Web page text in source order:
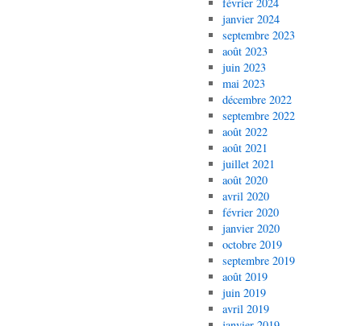
janvier 2024
septembre 2023
août 2023
juin 2023
mai 2023
décembre 2022
septembre 2022
août 2022
août 2021
juillet 2021
août 2020
avril 2020
février 2020
janvier 2020
octobre 2019
septembre 2019
août 2019
juin 2019
avril 2019